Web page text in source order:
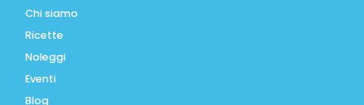
Chi siamo
Ricette
Noleggi
Eventi
Blog